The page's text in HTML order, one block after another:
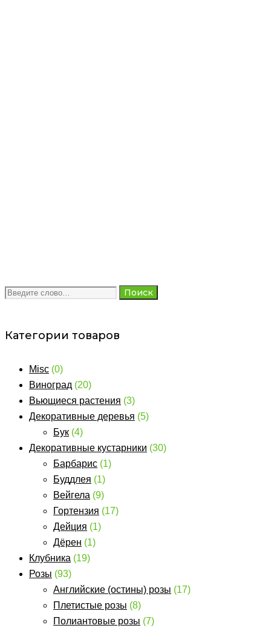
Search
Поиск
Категории товаров
Misc (0)
Виноград (20)
Вьющиеся растения (3)
Декоративные деревья (5)
Бук (4)
Декоративные кустарники (30)
Барбарис (1)
Буддлея (1)
Вейгела (9)
Гортензия (17)
Дейция (1)
Дёрен (1)
Клубника (19)
Розы (93)
Английские (остины) розы (17)
Плетистые розы (8)
Полиантовые розы (7)